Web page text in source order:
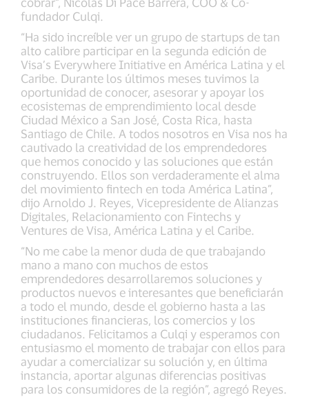
fundador Culqi.
“Ha sido increíble ver un grupo de startups de tan
alto calibre participar en la segunda edición de
Visa’s Everywhere Initiative en América Latina y el
Caribe. Durante los últimos meses tuvimos la
oportunidad de conocer, asesorar y apoyar los
ecosistemas de emprendimiento local desde
Ciudad México a San José, Costa Rica, hasta
Santiago de Chile. A todos nosotros en Visa nos ha
cautivado la creatividad de los emprendedores
que hemos conocido y las soluciones que están
construyendo. Ellos son verdaderamente el alma
del movimiento fintech en toda América Latina”,
dijo Arnoldo J. Reyes, Vicepresidente de Alianzas
Digitales, Relacionamiento con Fintechs y
Ventures de Visa, América Latina y el Caribe.
“No me cabe la menor duda de que trabajando
mano a mano con muchos de estos
emprendedores desarrollaremos soluciones y
productos nuevos e interesantes que beneficiarán
a todo el mundo, desde el gobierno hasta a las
instituciones financieras, los comercios y los
ciudadanos. Felicitamos a Culqi y esperamos con
entusiasmo el momento de trabajar con ellos para
ayudar a comercializar su solución y, en última
instancia, aportar algunas diferencias positivas
para los consumidores de la región”, agregó Reyes.